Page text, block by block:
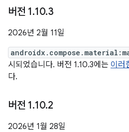
버전 1.10.3
2026년 2월 11일
시되었습니다. 버전 1.10.3에는 이러
다.
버전 1.10.2
2026년 1월 28일